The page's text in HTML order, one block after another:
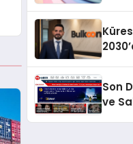
Son
ve